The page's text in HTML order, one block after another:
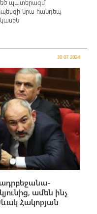
պատերազմ՝
նրա հանդեպ
30 07 2024
ադրբեջանա-
ամեն ինչ
Հակոբյան